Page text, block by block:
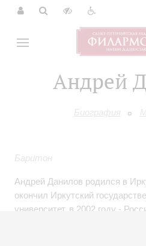
Андрей
Биография
Баритон
Андрей Данилов родился в
окончил Иркутский
университет, в 2002 году -